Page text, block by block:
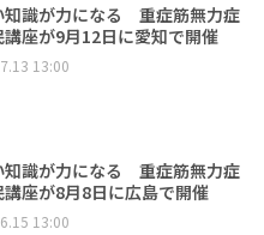
知識が力になる 重症筋無力症
講座が9月12日に愛知で開催
13:00
知識が力になる 重症筋無力症
講座が8月8日に広島で開催
13:00